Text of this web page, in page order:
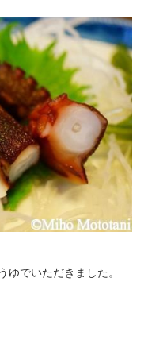
ゆでいただきました。